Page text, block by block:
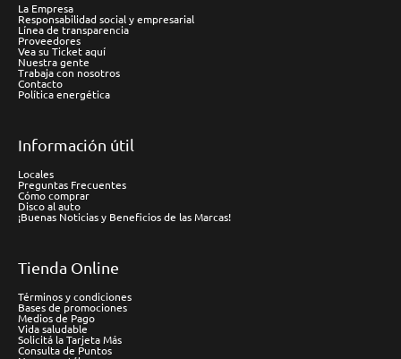
La Empresa
Responsabilidad social y empresarial
Línea de transparencia
Proveedores
Vea su Ticket aquí
Nuestra gente
Trabaja con nosotros
Contacto
Política energética
Información útil
Locales
Preguntas Frecuentes
Cómo comprar
Disco al auto
¡Buenas Noticias y Beneficios de las Marcas!
Tienda Online
Términos y condiciones
Bases de promociones
Medios de Pago
Vida saludable
Solicitá la Tarjeta Más
Consulta de Puntos